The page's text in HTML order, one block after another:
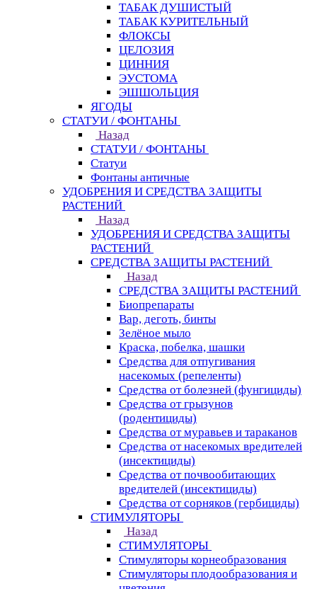
ТАБАК ДУШИСТЫЙ
ТАБАК КУРИТЕЛЬНЫЙ
ФЛОКСЫ
ЦЕЛОЗИЯ
ЦИННИЯ
ЭУСТОМА
ЭШШОЛЬЦИЯ
ЯГОДЫ
СТАТУИ / ФОНТАНЫ
Назад
СТАТУИ / ФОНТАНЫ
Статуи
Фонтаны античные
УДОБРЕНИЯ И СРЕДСТВА ЗАЩИТЫ
РАСТЕНИЙ
Назад
УДОБРЕНИЯ И СРЕДСТВА ЗАЩИТЫ
РАСТЕНИЙ
СРЕДСТВА ЗАЩИТЫ РАСТЕНИЙ
Назад
СРЕДСТВА ЗАЩИТЫ РАСТЕНИЙ
Биопрепараты
Вар, деготь, бинты
Зелёное мыло
Краска, побелка, шашки
Средства для отпугивания
насекомых (репеленты)
Средства от болезней (фунгициды)
Средства от грызунов
(родентициды)
Средства от муравьев и тараканов
Средства от насекомых вредителей
(инсектициды)
Средства от почвообитающих
вредителей (инсектициды)
Средства от сорняков (гербициды)
СТИМУЛЯТОРЫ
Назад
СТИМУЛЯТОРЫ
Стимуляторы корнеобразования
Стимуляторы плодообразования и